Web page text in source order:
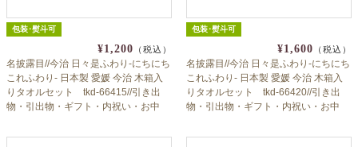
包装･熨斗可
¥1,200 （税込）
名披露目//今治 日々是ふわり-にちにち
これふわり- 日本製 愛媛 今治 木箱入
りタオルセット tkd-66415//引き出
物・引出物・ギフト・内祝い・お中
包装･熨斗可
¥1,600 （税込）
名披露目//今治 日々是ふわり-にちにち
これふわり- 日本製 愛媛 今治 木箱入
りタオルセット tkd-66420//引き出
物・引出物・ギフト・内祝い・お中